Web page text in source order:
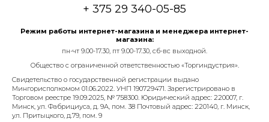
+ 375 29 340-05-85
Режим работы интернет-магазина и менеджера интернет-
магазина:
пн-чт 9.00-17.30, пт 9.00-17.30, сб-вс выходной.
Общество с ограниченной ответственностью «Торгиндустрия».
Свидетельство о государственной регистрации выдано
Мингорисполкомом 01.06.2022. УНП 190729471. Зарегистрировано в
Торговом реестре 19.09.2025, № 758300. Юридический адрес: 220007, г.
Минск, ул. Фабрициуса, д. 9А, пом. 38 Почтовый адрес: 220140, г. Минск,
ул. Притыцкого, д.79, пом. 9